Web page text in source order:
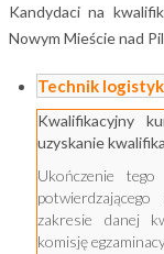
Kandydaci na
Nowym Mieście nad
Technik logistyk
Kwalifikacyjny
uzyskanie
Ukończenie
zakresie danej
komisję